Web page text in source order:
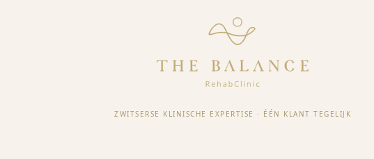
ZWITSERSE KLINISCHE EXPERTISE · ÉÉN KLANT TEGELIJK